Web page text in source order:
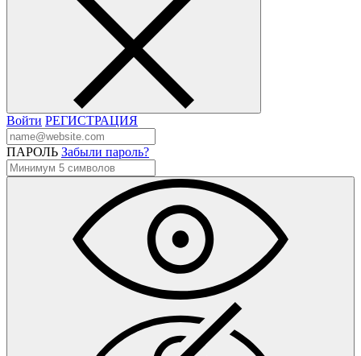
Войти РЕГИСТРАЦИЯ
ПАРОЛЬ Забыли пароль?